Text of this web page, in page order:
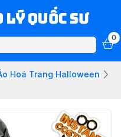
Quốc Sư
0
Hoá Trang Halloween